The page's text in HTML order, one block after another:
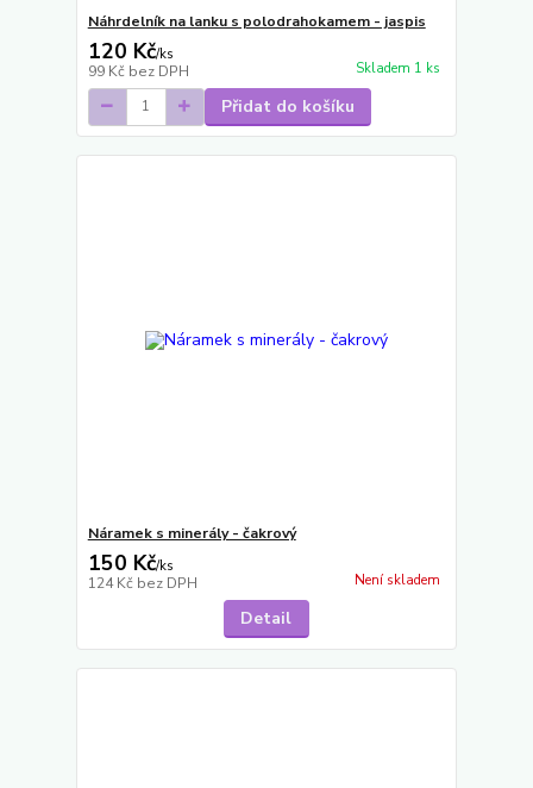
Náhrdelník na lanku s polodrahokamem - jaspis
120 Kč/ks
99 Kč bez DPH Skladem 1 ks
Přidat do košíku
Náramek s minerály - čakrový
150 Kč/ks
124 Kč bez DPH Není skladem
Detail